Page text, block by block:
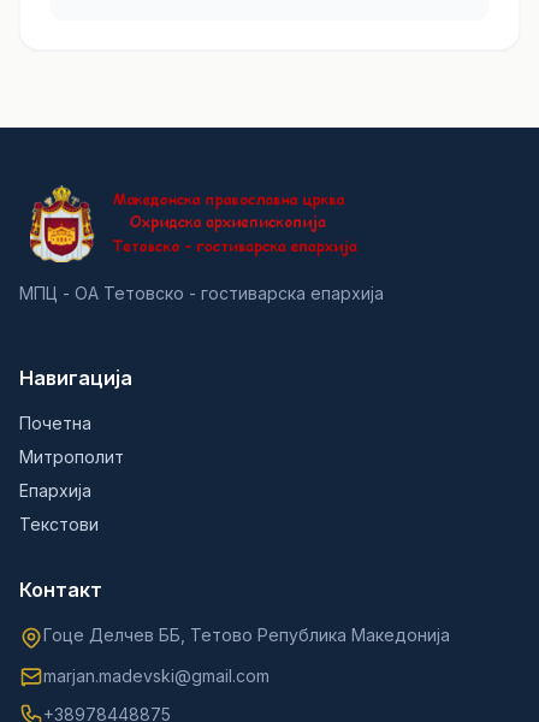
МПЦ - ОА Тетовско - гостиварска епархија
Навигација
Почетна
Митрополит
Епархија
Текстови
Контакт
Гоце Делчев ББ, Тетово Република Македонија
marjan.madevski@gmail.com
+38978448875